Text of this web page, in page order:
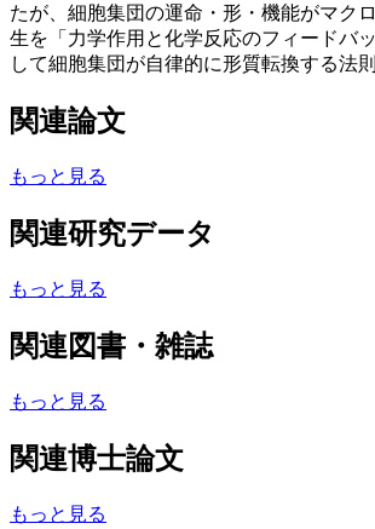
たが、細胞集団の運命・形・機能がマク
生を「力学作用と化学反応のフィードバ
して細胞集団が自律的に形質転換する法
関連論文
もっと見る
関連研究データ
もっと見る
関連図書・雑誌
もっと見る
関連博士論文
もっと見る